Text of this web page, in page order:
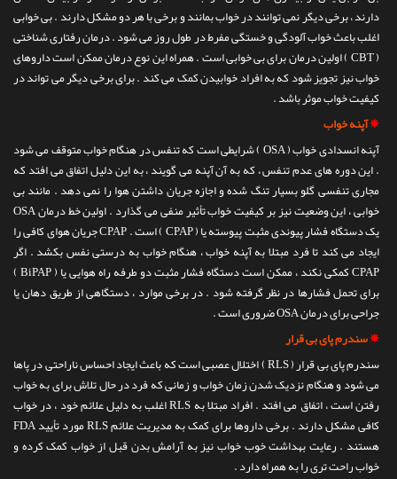
دارند ، برخی دیگر نمی توانند در خواب بمانند و برخی با هر دو مشکل دارند . بی خوابی
اغلب باعث خواب آلودگی و خستگی مفرط در طول روز می شود . درمان رفتاری شناختی
( CBT ) اولین درمان برای بی خوابی است . همراه این نوع درمان ممکن است داروهای
خواب نیز تجویز شود که به افراد خوابیدن کمک می کند . برای برخی دیگر می تواند در
کیفیت خواب موثر باشد .
✵آپنه خواب
آپنه انسدادی خواب ( OSA ) شرایطی است که تنفس در هنگام خواب متوقف می شود
. این دوره های عدم تنفس ، که به آن آپنه می گویند ، به این دلیل اتفاق می افتد که
مجاری تنفسی گلو بسیار تنگ شده و اجازه جریان داشتن هوا را نمی دهد . مانند بی
خوابی ، این وضعیت نیز بر کیفیت خواب تأثیر منفی می گذارد . اولین خط درمان OSA
یک دستگاه فشار پیوندی مثبت پیوسته یا ( CPAP ) است . CPAP جریان هوای کافی را
ایجاد می کند تا فرد مبتلا به آپنه خواب ، هنگام خواب به درستی نفس بکشد . اگر
CPAP کمکی نکند ، ممکن است دستگاه فشار مثبت دو طرفه راه هوایی یا ( BiPAP )
برای تحمل فشارها در نظر گرفته شود . در برخی موارد ، دستگاهی از طریق دهان یا
جراحی برای درمان OSA ضروری است .
✵سندرم پای بی قرار
سندرم پای بی قرار ( RLS ) اختلال عصبی است که باعث ایجاد احساس ناراحتی در پاها
می شود و هنگام نزدیک شدن زمان خواب و زمانی که فرد در حال تلاش برای به خواب
رفتن است ، اتفاق می افتد . افراد مبتلا به RLS اغلب به دلیل علائم خود ، در خواب
کافی مشکل دارند . برخی داروها برای کمک به مدیریت علائم RLS مورد تأیید FDA
هستند . رعایت بهداشت خوب خواب نیز به آرامش بدن قبل از خواب کمک کرده و
خواب راحت تری را به همراه دارد .